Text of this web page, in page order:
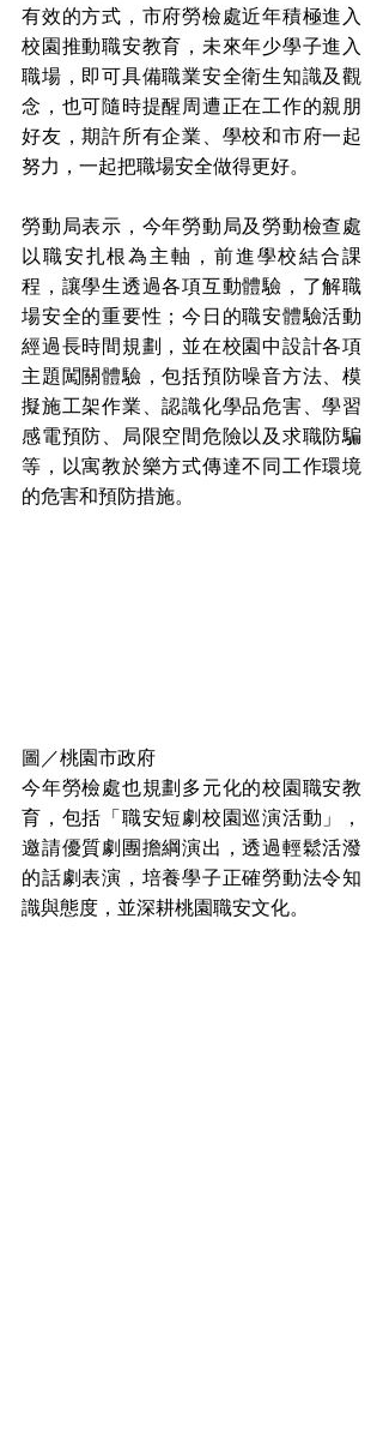
有效的方式，市府勞檢處近年積極進入
校園推動職安教育，未來年少學子進入
職場，即可具備職業安全衛生知識及觀
念，也可隨時提醒周遭正在工作的親朋
好友，期許所有企業、學校和市府一起
努力，一起把職場安全做得更好。
勞動局表示，今年勞動局及勞動檢查處
以職安扎根為主軸，前進學校結合課
程，讓學生透過各項互動體驗，了解職
場安全的重要性；今日的職安體驗活動
經過長時間規劃，並在校園中設計各項
主題闖關體驗，包括預防噪音方法、模
擬施工架作業、認識化學品危害、學習
感電預防、局限空間危險以及求職防騙
等，以寓教於樂方式傳達不同工作環境
的危害和預防措施。
圖／桃園市政府
今年勞檢處也規劃多元化的校園職安教
育，包括「職安短劇校園巡演活動」，
邀請優質劇團擔綱演出，透過輕鬆活潑
的話劇表演，培養學子正確勞動法令知
識與態度，並深耕桃園職安文化。